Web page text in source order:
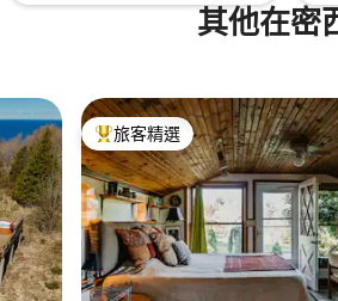
其他在密
旅客精選榜首
旅客精選